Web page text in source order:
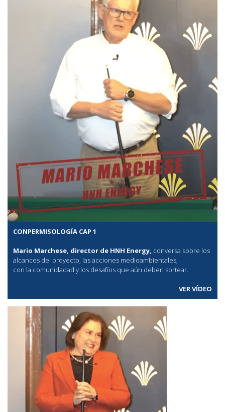
CONPERMISOLOGÍA CAP 1
Mario Marchese, director de HNH Energy, conversa sobre los
alcances del proyecto, las acciones medioambientales,
con la comunidadad y los desafíos que aún deben sortear.
VER VÍDEO